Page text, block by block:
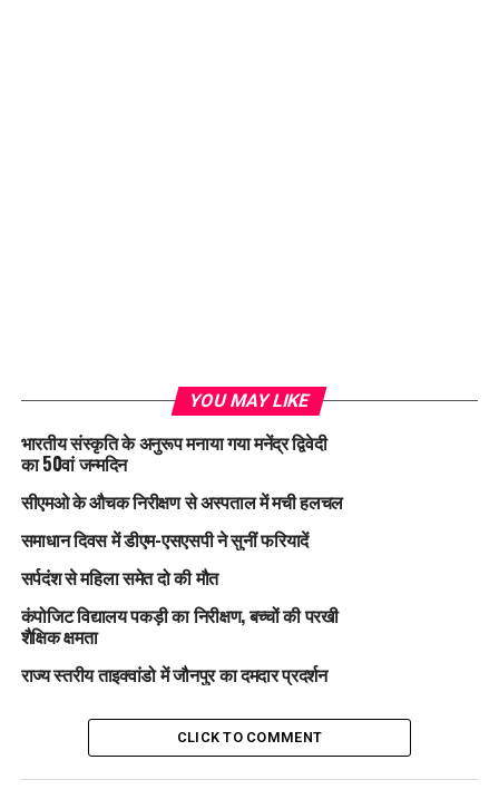
YOU MAY LIKE
भारतीय संस्कृति के अनुरूप मनाया गया मनेंद्र द्विवेदी
का 50वां जन्मदिन
सीएमओ के औचक निरीक्षण से अस्पताल में मची हलचल
समाधान दिवस में डीएम-एसएसपी ने सुनीं फरियादें
सर्पदंश से महिला समेत दो की मौत
कंपोजिट विद्यालय पकड़ी का निरीक्षण, बच्चों की परखी
शैक्षिक क्षमता
राज्य स्तरीय ताइक्वांडो में जौनपुर का दमदार प्रदर्शन
CLICK TO COMMENT